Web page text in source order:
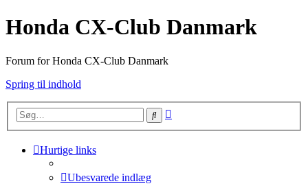
Honda CX-Club Danmark
Forum for Honda CX-Club Danmark
Spring til indhold
Søg
Hurtige links
Ubesvarede indlæg